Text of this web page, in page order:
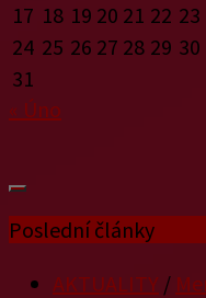
17 18 19 20 21 22 23
24 25 26 27 28 29 30
31
« Úno
Poslední články
AKTUALITY /